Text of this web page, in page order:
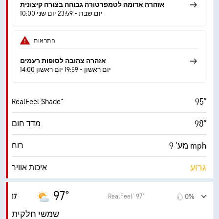
אזהרה אדומה לטמפרטורה גבוהה בצורה קיצונית
10:00 יום שבת - 23:59 יום שני
התראות
אזהרה צהובה לסופות רעמים
14:00 יום ראשון - 19:59 יום ראשון
RealFeel Shade™ 95°
מדד חום 98°
רוח מע' 9 mph
איכות אוויר גרוע
מדד UV מרבי
משב רוח
17 97° RealFeel® 97° 0%
שמשי חלקית